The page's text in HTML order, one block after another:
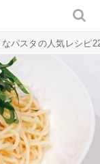
パスタの人気レシピ